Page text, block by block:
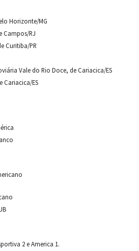
Horizonte/MG
Campos/RJ
Curitiba/PR
Vale do Rio Doce, de Cariacica/ES
Cariacica/ES
2 e America 1.